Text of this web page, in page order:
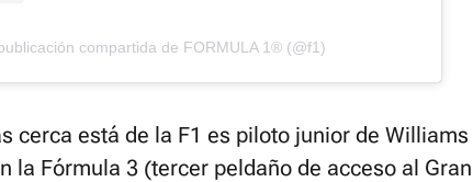
compartida de FORMULA 1® (@f1)
cerca está de la F1 es piloto junior de Williams
la Fórmula 3 (tercer peldaño de acceso al Gran